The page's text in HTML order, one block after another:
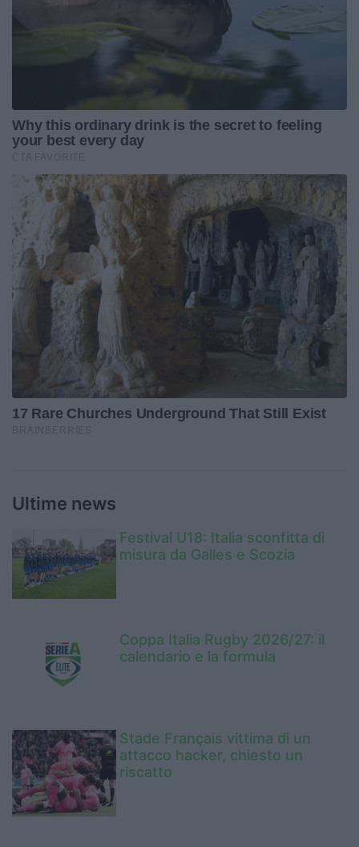
Ultime news
Festival U18: Italia sconfitta di
misura da Galles e Scozia
Coppa Italia Rugby 2026/27: il
calendario e la formula
Stade Français vittima di un
attacco hacker, chiesto un
riscatto